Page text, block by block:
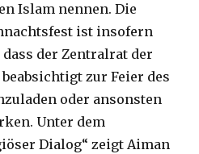
Islam nennen. Die
ist insofern
der Zentralrat der
zur Feier des
oder ansonsten
Unter dem
Dialog“ zeigt Aiman